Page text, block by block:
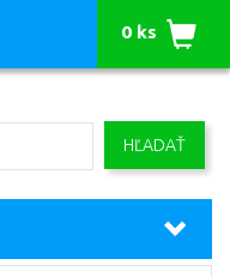
HĽADAŤ
0 ks